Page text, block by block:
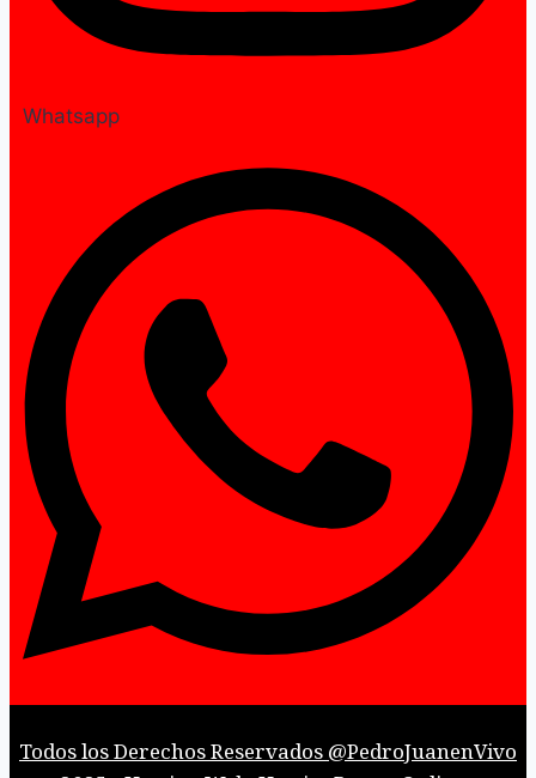
Whatsapp
Todos los Derechos Reservados @PedroJuanenVivo